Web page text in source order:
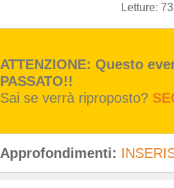
Letture: 73
ATTENZIONE: Questo
PASSATO!!
Sai se verrà riproposto?
Approfondimenti: